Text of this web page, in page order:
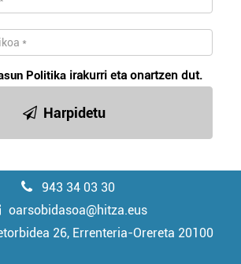
Politika irakurri eta onartzen dut.
Harpidetu
943 34 03 30
oarsobidasoa@hitza.eus
26, Errenteria-Orereta 20100